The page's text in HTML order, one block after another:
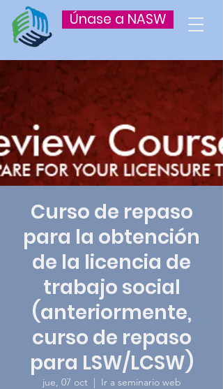
Únase a NASW
Curso de repaso
para la obtención
de la licencia de
trabajo social
(anteriormente,
curso de repaso
para LSW/LCSW)
jue, 07 oct
  |
Ir a seminario web